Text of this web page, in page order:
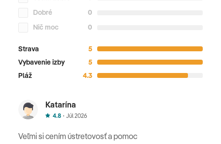
Dobré
0
Nič moc
0
Strava
5
Vybavenie izby
5
Pláž
4.3
Katarína
4.8 Júl 2026
Veľmi si cením ústretovosť a pomoc